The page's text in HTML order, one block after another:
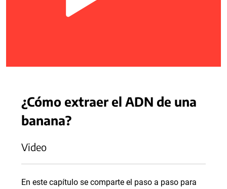
¿Cómo extraer el ADN de una
banana?
Video
En este capítulo se comparte el paso a paso para